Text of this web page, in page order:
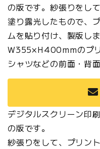
の版です。紗張りをし
塗り露光したもので、
ムを貼り付け、製版し
W355×H400mmのプ
シャツなどの前面・背
デジタルスクリーン印
の版です。
紗張りをして、プリン